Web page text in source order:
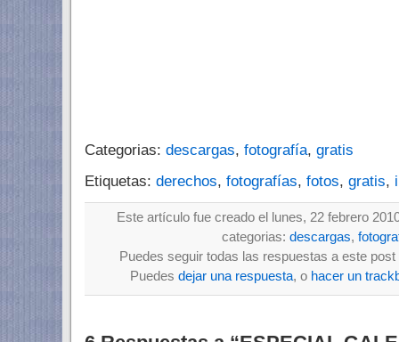
Categorias: descargas, fotografía, gratis
Etiquetas: derechos, fotografías, fotos, gratis,
Este artículo fue creado el lunes, 22 febrero
categorias: descargas,
Puedes seguir todas las respuestas a este
Puedes dejar una respuesta, o hacer un